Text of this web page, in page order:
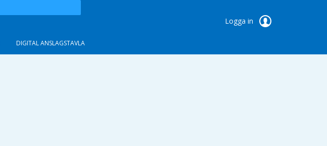
Logga in
DIGITAL ANSLAGSTAVLA